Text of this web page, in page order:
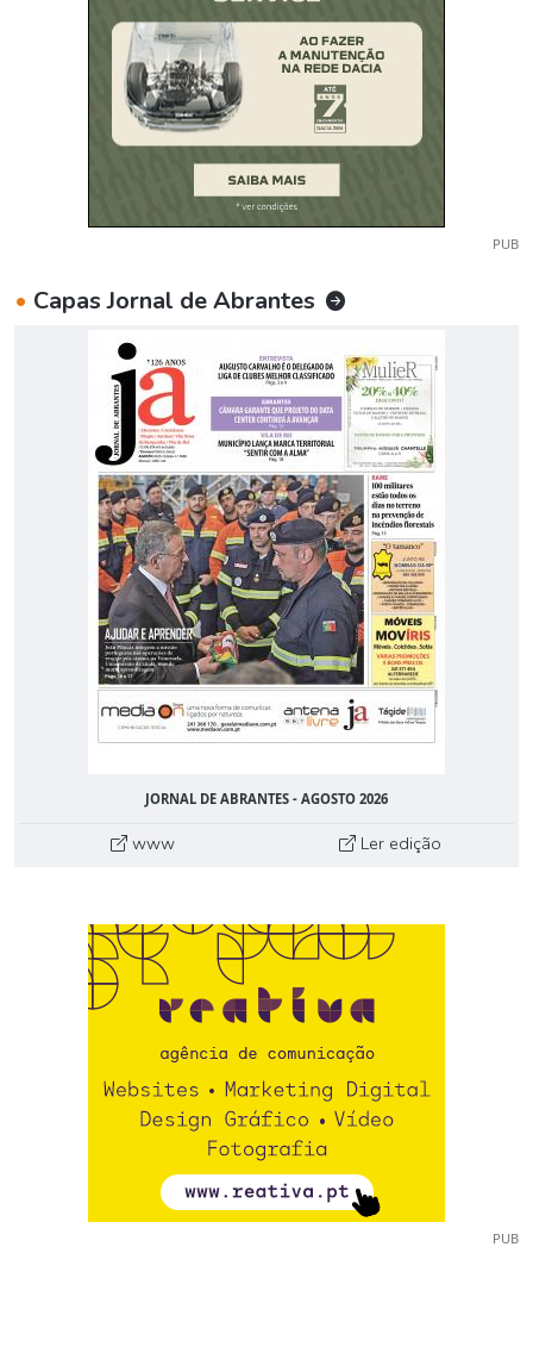
PUB
• Capas Jornal de Abrantes
JORNAL DE ABRANTES - AGOSTO 2026
www Ler edição
PUB